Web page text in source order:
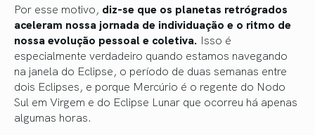
Por esse motivo, diz-se que os planetas retrógrados
aceleram nossa jornada de individuação e o ritmo de
nossa evolução pessoal e coletiva. Isso é
especialmente verdadeiro quando estamos navegando
na janela do Eclipse, o período de duas semanas entre
dois Eclipses, e porque Mercúrio é o regente do Nodo
Sul em Virgem e do Eclipse Lunar que ocorreu há apenas
algumas horas.